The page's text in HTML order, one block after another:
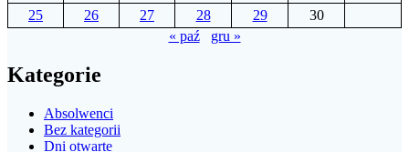
25
26 27 28 29
30
« paź
gru »
Kategorie
Absolwenci
Bez kategorii
Dni otwarte